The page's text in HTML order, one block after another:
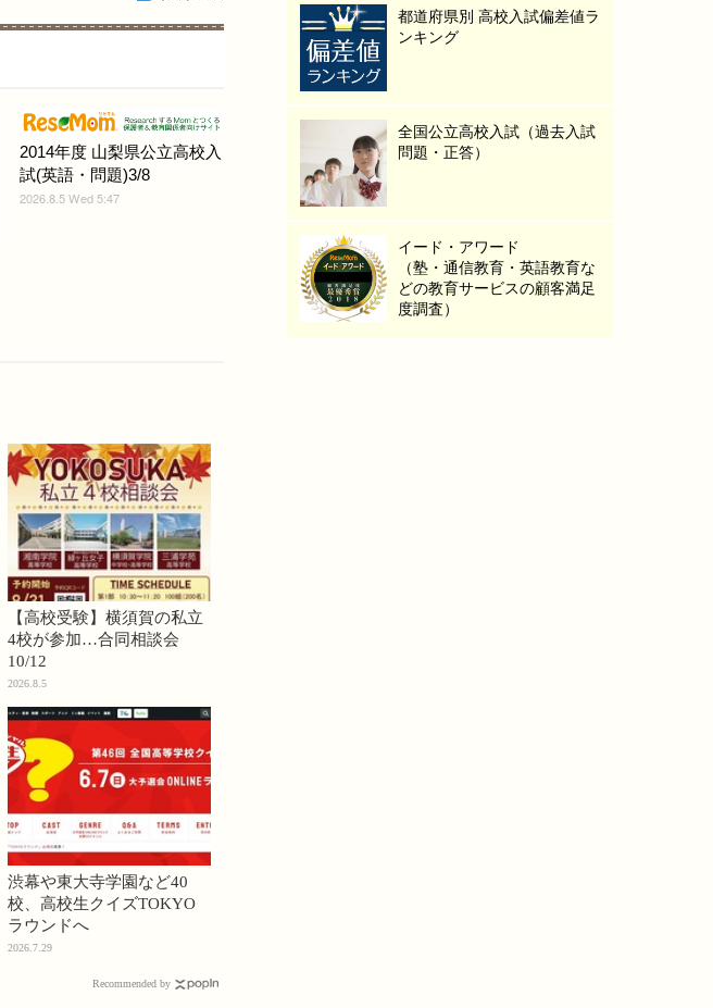
2014年度 山梨県公立高校入
試(英語・問題)3/8
2026.8.5 Wed 5:47
【高校受験】横須賀の私立
4校が参加…合同相談会
10/12
2026.8.5
渋幕や東大寺学園など40
校、高校生クイズTOKYO
ラウンドへ
2026.7.29
Recommended by
都道府県別 高校入試偏差値ラ
ンキング
全国公立高校入試（過去入試
問題・正答）
イード・アワード
（塾・通信教育・英語教育な
どの教育サービスの顧客満足
度調査）